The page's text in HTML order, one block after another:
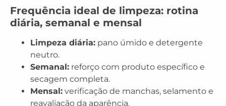
Frequência ideal de limpeza: rotina
diária, semanal e mensal
Limpeza diária: pano úmido e detergente
neutro.
Semanal: reforço com produto específico e
secagem completa.
Mensal: verificação de manchas, selamento e
reavaliação da aparência.